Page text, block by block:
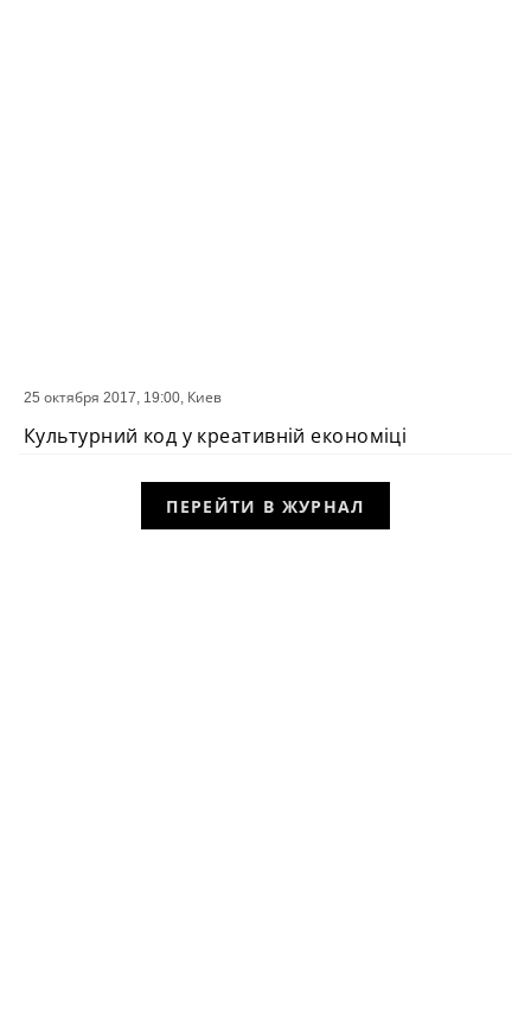
СОБЫТИЕ
25 октября 2017, 19:00, Киев
Культурний код у креативній економіці
ПЕРЕЙТИ В ЖУРНАЛ